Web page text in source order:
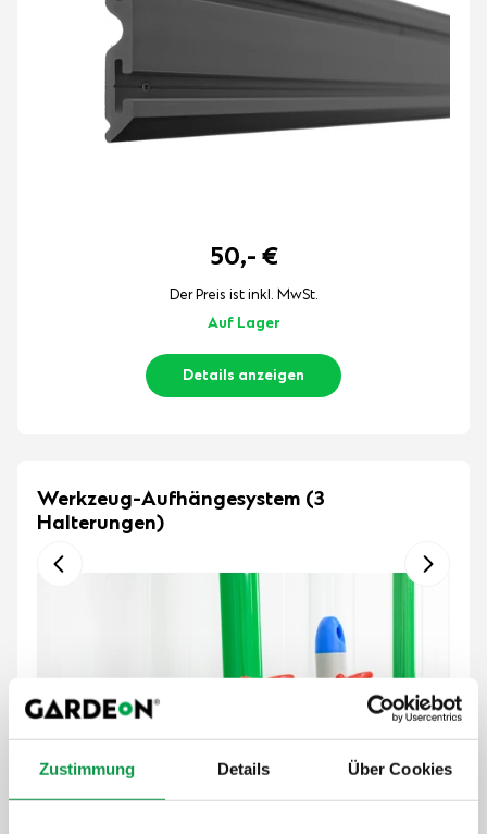
Zustimmung Details Über Cookies
50,- €
Der Preis ist inkl. MwSt.
Auf Lager
Details anzeigen
Werkzeug-Aufhängesystem (3
Halterungen)